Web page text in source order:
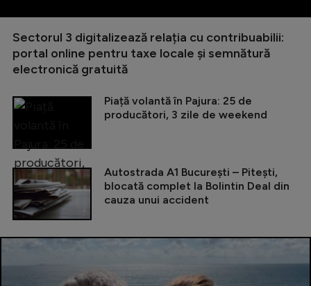
Sectorul 3 digitalizează relația cu contribuabilii:
portal online pentru taxe locale și semnătură
electronică gratuită
Piață volantă în Pajura: 25 de
producători, 3 zile de weekend
Autostrada A1 București – Pitești,
blocată complet la Bolintin Deal din
cauza unui accident